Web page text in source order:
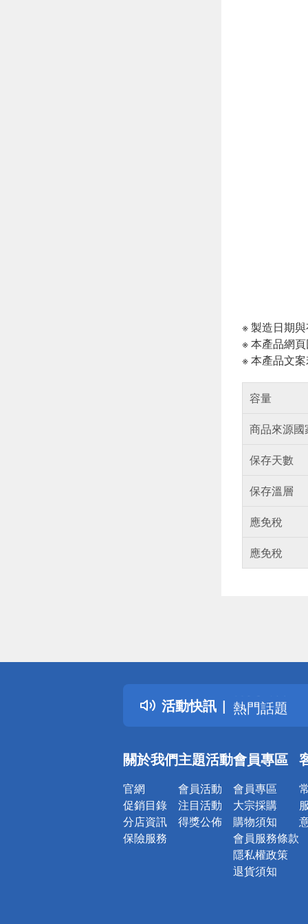
※ 製造日期
※ 本產品網
※ 本產品文
容量
商品來源國
保存天數
保存溫層
應免稅
應免稅
活動快訊
詐騙網頁！
得獎公告
熱門話題
銀行優惠
詐騙網頁！
關於我們
官網
促銷目錄
分店資訊
保險服務
主題活動
會員活動
注目活動
得獎公佈
會員專區
會員專區
大宗採購
購物須知
會員服務條款
隱私權政策
退貨須知